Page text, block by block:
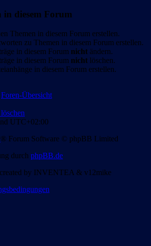
in diesem Forum
Themen in diesem Forum erstellen.
zu Themen in diesem Forum erstellen.
in diesem Forum nicht ändern.
in diesem Forum nicht löschen.
in diesem Forum erstellen.
Foren-Übersicht
UTC+02:00
® Forum Software © phpBB Limited
durch phpBB.de
created by INVENTEA & v12mike